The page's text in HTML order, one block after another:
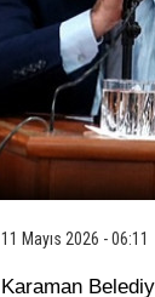
11 Mayıs 2026 - 06:11
Karaman